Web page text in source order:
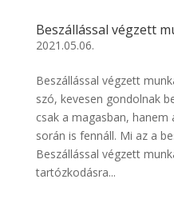
Beszállással végzett
2021.05.06.
Beszállással végzett
szó, kevesen gondolnak
csak a magasban,
során is fennáll. Mi az a
Beszállással végzett
tartózkodásra...